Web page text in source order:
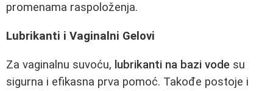
promenama raspoloženja.
Lubrikanti i Vaginalni Gelovi
Za vaginalnu suvoću, lubrikanti na bazi vode su
sigurna i efikasna prva pomoć. Takođe postoje i